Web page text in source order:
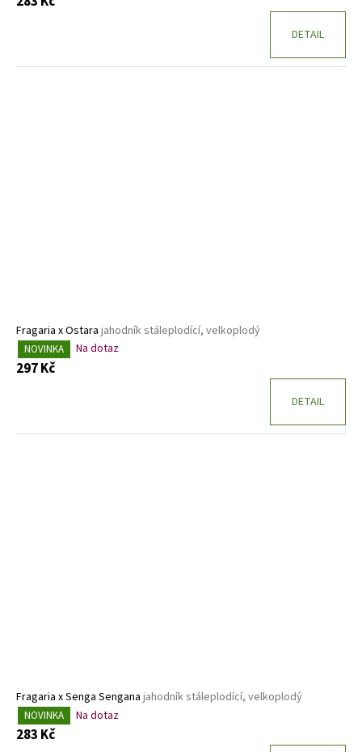
DETAIL
Fragaria x Ostara jahodník stáleplodící, velkoplodý
NOVINKA Na dotaz
297 Kč
DETAIL
Fragaria x Senga Sengana jahodník stáleplodící, velkoplodý
NOVINKA Na dotaz
283 Kč